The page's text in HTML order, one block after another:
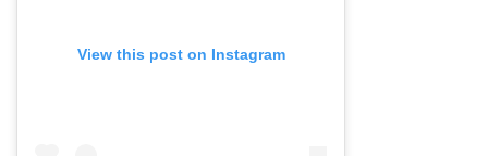
View this post on Instagram